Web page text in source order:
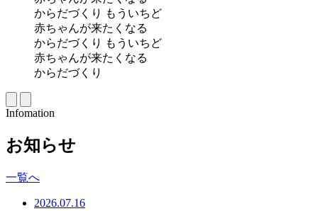
からだづくり
もういちど
赤ちゃんが来たくなる
からだづくり
もういちど
赤ちゃんが来たくなる
からだづくり
Infomation
お知らせ
一覧へ
2026.07.16